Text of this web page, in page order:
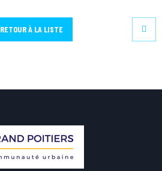
RETOUR À LA LISTE